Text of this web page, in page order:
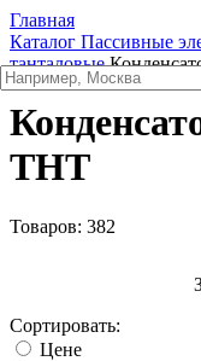
Главная
Каталог Пассивные
танталовые
THT
Товаров: 382
Сортировать:
Цене